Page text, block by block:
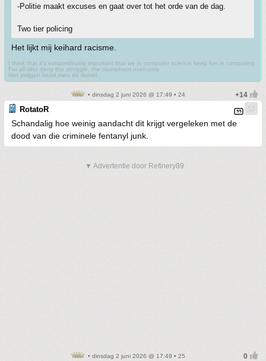
-Politie maakt excuses en gaat over tot het orde van de dag.
Two tier policing
Het lijkt mij keihard racisme.
I think that it’s extraordinarily important that we in computer science keep fun in computing
For all who deny the struggle, the triumphant overcome
Met zwijgen kruist men de duivel
• dinsdag 2 juni 2026 @ 17:49 • 24
RotatoR
Schandalig hoe weinig aandacht dit krijgt vergeleken met de
dood van die criminele fentanyl junk.
▼ Advertentie door Refinery89
• dinsdag 2 juni 2026 @ 17:49 • 25